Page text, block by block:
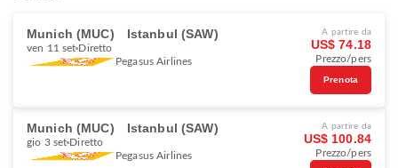
Munich (MUC) Istanbul (SAW)
ven 11 set Diretto
Pegasus Airlines
A partire da
US$ 74.18
Prezzo/pers
Prenota
Munich (MUC) Istanbul (SAW)
gio 3 set Diretto
Pegasus Airlines
A partire da
US$ 100.84
Prezzo/pers